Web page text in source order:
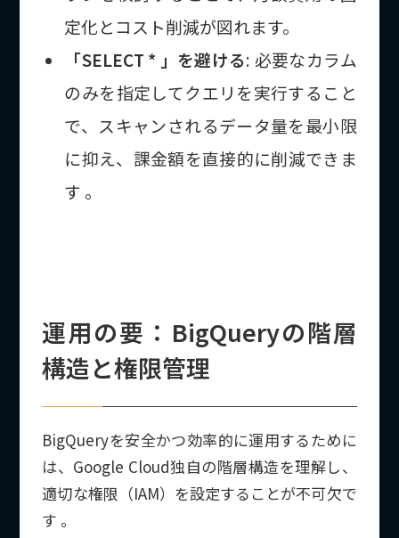
定化とコスト削減が図れます。
「SELECT * 」を避ける: 必要なカラム
のみを指定してクエリを実行すること
で、スキャンされるデータ量を最小限
に抑え、課金額を直接的に削減できま
す 。
運用の要：BigQueryの階層
構造と権限管理
BigQueryを安全かつ効率的に運用するために
は、Google Cloud独自の階層構造を理解し、
適切な権限（IAM）を設定することが不可欠で
す 。